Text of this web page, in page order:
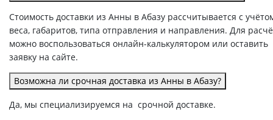
Стоимость доставки из Анны в Абазу рассчитывается с
веса, габаритов, типа отправления и направления. Для
можно воспользоваться онлайн-калькулятором или оставить
заявку на сайте.
Возможна ли срочная доставка из Анны в Абазу?
Да, мы специализируемся на срочной доставке.